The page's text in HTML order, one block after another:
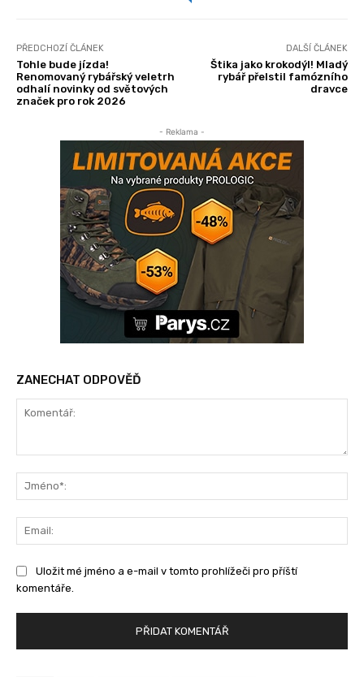
PŘEDCHOZÍ ČLÁNEK
Tohle bude jízda!
Renomovaný rybářský veletrh
odhalí novinky od světových
značek pro rok 2026
DALŠÍ ČLÁNEK
Štika jako krokodýl! Mladý
rybář přelstil famózního
dravce
- Reklama -
ZANECHAT ODPOVĚĎ
Uložit mé jméno a e-mail v tomto prohlížeči pro příští
komentáře.